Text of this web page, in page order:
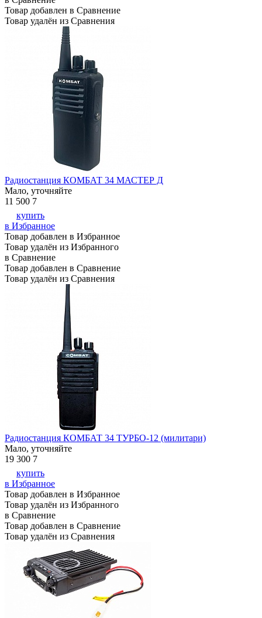
Товар добавлен в Сравнение
Товар удалён из Сравнения
Радиостанция КОМБАТ 34 МАСТЕР Д
Мало, уточняйте
11 500 7
купить
в Избранное
Товар добавлен в Избранное
Товар удалён из Избранного
в Сравнение
Товар добавлен в Сравнение
Товар удалён из Сравнения
Радиостанция КОМБАТ 34 TУРБО-12 (милитари)
Мало, уточняйте
19 300 7
купить
в Избранное
Товар добавлен в Избранное
Товар удалён из Избранного
в Сравнение
Товар добавлен в Сравнение
Товар удалён из Сравнения